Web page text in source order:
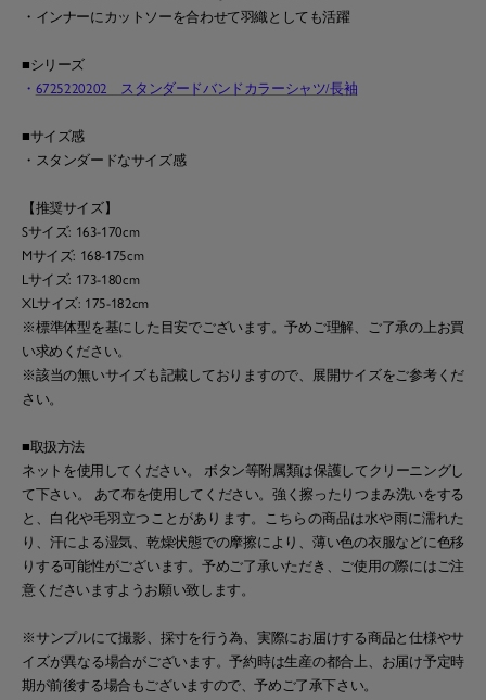
・インナーにカットソーを合わせて羽織としても活躍
■シリーズ
・ 6725220202 スタンダードバンドカラーシャツ/長袖
■サイズ感
・スタンダードなサイズ感
【推奨サイズ】
Sサイズ: 163-170cm
Mサイズ: 168-175cm
Lサイズ: 173-180cm
XLサイズ: 175-182cm
※標準体型を基にした目安でございます。予めご理解、ご了承の上お買
い求めください。
※該当の無いサイズも記載しておりますので、展開サイズをご参考くだ
さい。
■取扱方法
ネットを使用してください。 ボタン等附属類は保護してクリーニングし
て下さい。 あて布を使用してください。強く擦ったりつまみ洗いをする
と、白化や毛羽立つことがあります。こちらの商品は水や雨に濡れた
り、汗による湿気、乾燥状態での摩擦により、薄い色の衣服などに色移
りする可能性がございます。予めご了承いただき、ご使用の際にはご注
意くださいますようお願い致します。
※サンプルにて撮影、採寸を行う為、実際にお届けする商品と仕様やサ
イズが異なる場合がございます。予約時は生産の都合上、お届け予定時
期が前後する場合もございますので、予めご了承下さい。